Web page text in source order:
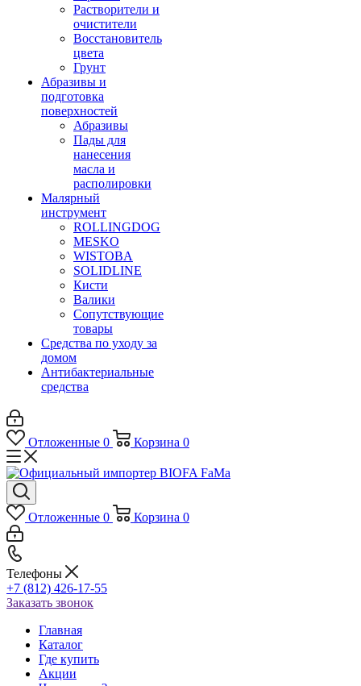
Растворители и
очистители
Восстановитель
цвета
Грунт
Абразивы и
подготовка
поверхностей
Абразивы
Пады для
нанесения
масла и
располировки
Малярный
инструмент
ROLLINGDOG
MESKO
WISTOBA
SOLIDLINE
Кисти
Валики
Сопутствующие
товары
Средства по уходу за
домом
Антибактериальные
средства
Отложенные 0 Корзина 0
Отложенные 0 Корзина 0
Телефоны
+7 (812) 426-17-55
Заказать звонок
Главная
Каталог
Где купить
Акции